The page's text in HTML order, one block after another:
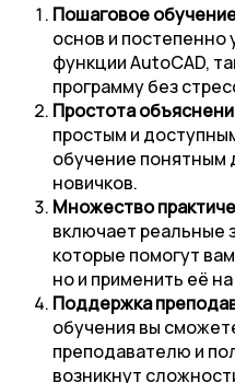
Пошаговое
основ и
функции AutoCAD,
программу без
Простота
простым и
обучение
новичков.
Множество
включает реальные
которые помогут
но и применить её
Поддержка
обучения вы
преподавателю и
возникнут